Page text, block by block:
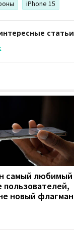
iPhone 15
самый любимый
пользователей,
новый флагман